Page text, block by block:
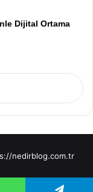
Dijital Ortama
nedirblog.com.tr